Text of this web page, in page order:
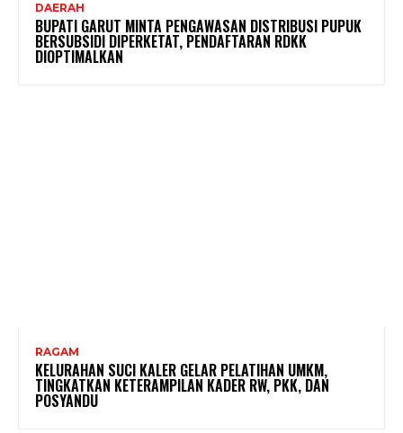
DAERAH
BUPATI GARUT MINTA PENGAWASAN DISTRIBUSI PUPUK
BERSUBSIDI DIPERKETAT, PENDAFTARAN RDKK
DIOPTIMALKAN
RAGAM
KELURAHAN SUCI KALER GELAR PELATIHAN UMKM,
TINGKATKAN KETERAMPILAN KADER RW, PKK, DAN
POSYANDU